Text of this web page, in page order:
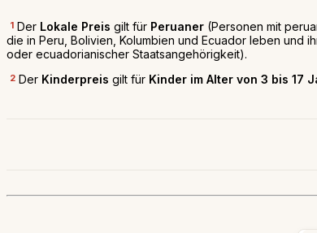
1 Der Lokale Preis gilt für Peruaner (Personen mit
die in Peru, Bolivien, Kolumbien und Ecuador leben und
oder ecuadorianischer Staatsangehörigkeit).
2 Der Kinderpreis gilt für Kinder im Alter von 3 bis 17